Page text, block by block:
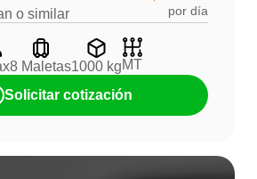
o similar por día
8 Maletas1000 kgMT
Solicitar cotización